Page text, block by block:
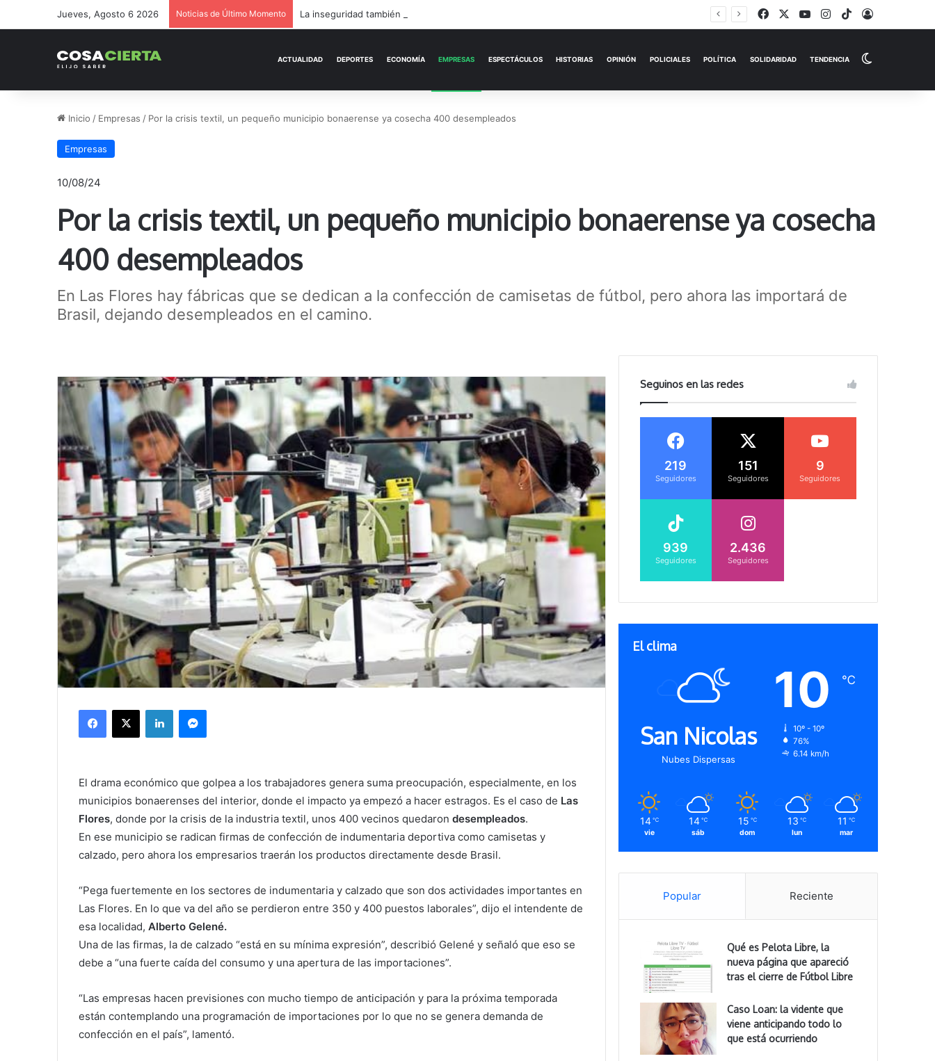
Jueves, Agosto 6 2026 Noticias de Último Momento La inseguridad también tiene intendentes FacebookYouTubeInstagram
TikTokIniciar
Inicio / Empresas / Por la crisis textil, un pequeño municipio bonaerense ya cosecha 400 desempleados
Empresas
10/08/24
Por la crisis textil, un pequeño municipio bonaerense ya cosecha
400 desempleados
En Las Flores hay fábricas que se dedican a la confección de camisetas de fútbol, pero ahora las importará de
Brasil, dejando desempleados en el camino.
X LinkedIn
El drama económico que golpea a los trabajadores genera suma preocupación, especialmente, en los
municipios bonaerenses del interior, donde el impacto ya empezó a hacer estragos. Es el caso de Las
Flores, donde por la crisis de la industria textil, unos 400 vecinos quedarondesempleados.
En ese municipio se radican firmas de confección de indumentaria deportiva como camisetas y
calzado, pero ahora los empresarios traerán los productos directamente desde Brasil.
“Pega fuertemente en los sectores de indumentaria y calzado que son dos actividades importantes en
Las Flores. En lo que va del año se perdieron entre 350 y 400 puestos laborales”,dijo el intendente de
esa localidad,Alberto Gelené.
Una de las firmas, la de calzado “está en su mínima expresión”, describió Gelené y señaló que eso se
debe a “una fuerte caída del consumo y una apertura de las importaciones”.
“Las empresas hacen previsiones con mucho tiempo de anticipación y para la próxima temporada
están contemplando una programación de importaciones por lo que no se genera demanda de
confección en el país”, lamentó.
Seguinos en las redes
219
Seguidores
151
Seguidores
9
Seguidores
939
Seguidores
2.436
Seguidores
El clima
San Nicolas
Nubes Dispersas
10 ℃
10º - 10º
76%
6.14 km/h
14 ℃
vie
14 ℃
sáb
15 ℃
dom
13 ℃
lun
11 ℃
mar
Popular Reciente
Qué es Pelota Libre, la
nueva página que apareció
tras el cierre de Fútbol Libre
Caso Loan: la vidente que
viene anticipando todo lo
que está ocurriendo